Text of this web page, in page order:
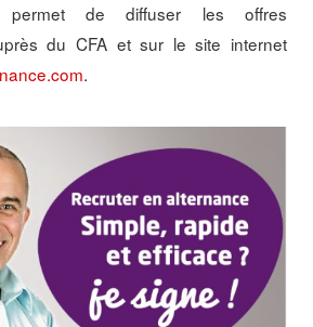
permet de diffuser les offres
du CFA et sur le site internet
.